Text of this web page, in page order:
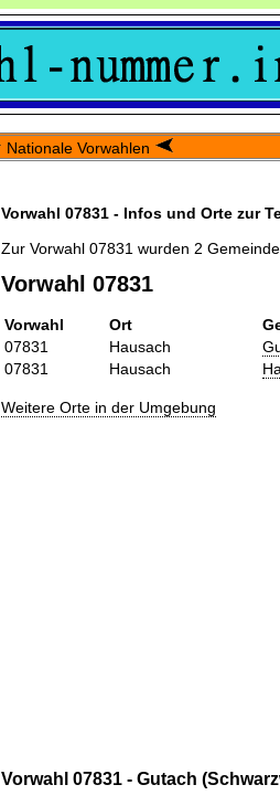
Nationale Vorwahlen
Vorwahl 07831 - Infos und Orte zur
Zur Vorwahl 07831 wurden 2
Vorwahl 07831
Vorwahl Ort
07831
Hausach
07831
Hausach
Weitere Orte in der Umgebung
Vorwahl 07831 - Gutach